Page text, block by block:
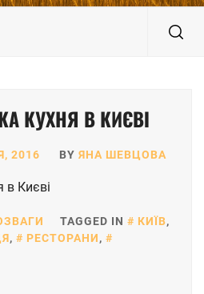
КУХНЯ В КИЄВІ
2016 BY ЯНА ШЕВЦОВА
TAGGED IN КИЇВ,
, РЕСТОРАНИ,